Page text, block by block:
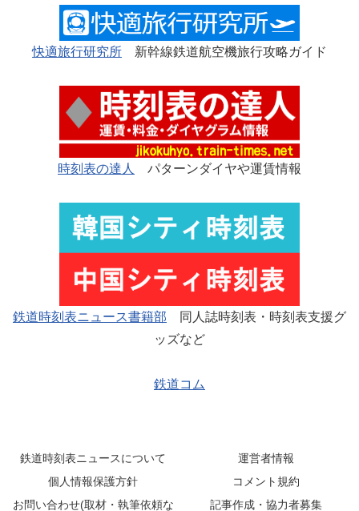
快適旅行研究所 新幹線鉄道航空機旅行攻略ガイド
時刻表の達人 パターンダイヤや運賃情報
鉄道時刻表ニュース書籍部 同人誌時刻表・時刻表支援グ
ッズなど
鉄道コム
鉄道時刻表ニュースについて
運営者情報
個人情報保護方針
コメント規約
お問い合わせ(取材・執筆依頼な
記事作成・協力者募集